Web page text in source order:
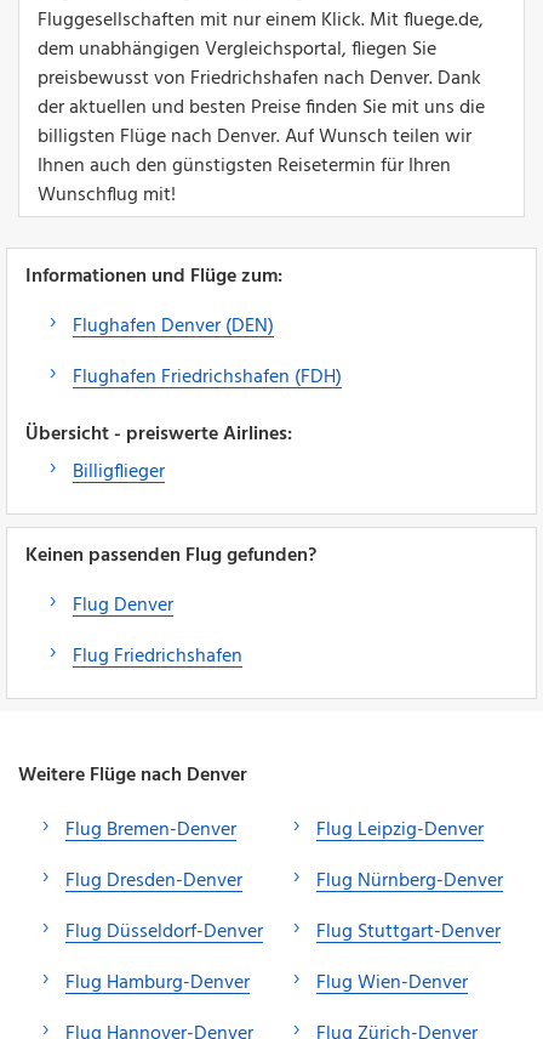
Fluggesellschaften mit nur einem Klick. Mit fluege.de,
dem unabhängigen Vergleichsportal, fliegen Sie
preisbewusst von Friedrichshafen nach Denver. Dank
der aktuellen und besten Preise finden Sie mit uns die
billigsten Flüge nach Denver. Auf Wunsch teilen wir
Ihnen auch den günstigsten Reisetermin für Ihren
Wunschflug mit!
Informationen und Flüge zum:
Flughafen Denver (DEN)
Flughafen Friedrichshafen (FDH)
Übersicht - preiswerte Airlines:
Billigflieger
Keinen passenden Flug gefunden?
Flug Denver
Flug Friedrichshafen
Weitere Flüge nach Denver
Flug Bremen-Denver
Flug Dresden-Denver
Flug Düsseldorf-Denver
Flug Hamburg-Denver
Flug Leipzig-Denver
Flug Nürnberg-Denver
Flug Stuttgart-Denver
Flug Wien-Denver